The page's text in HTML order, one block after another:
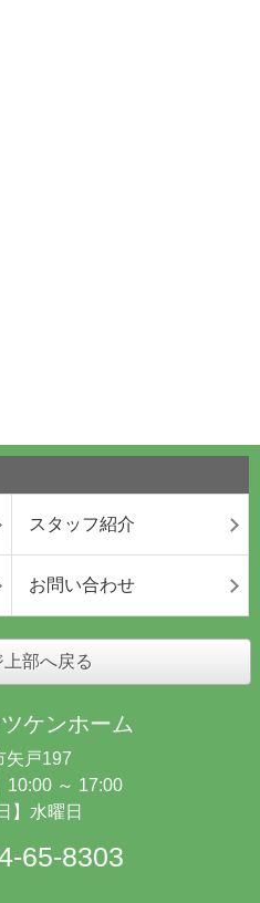
スタッフ紹介
お問い合わせ
部へ戻る
ケンホーム
矢戸197
10:00 ～ 17:00
】水曜日
65-8303